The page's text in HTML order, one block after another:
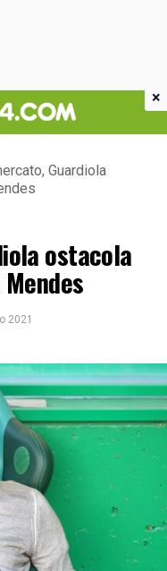
Guardiola
ostacola
2021
×